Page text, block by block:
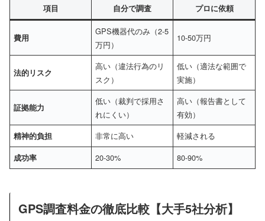
項目 自分で調査 プロに依頼
費用
GPS機器代のみ（2-5
万円）
10-50万円
法的リスク
高い（違法行為のリ
スク）
低い（適法な範囲で
実施）
証拠能力
低い（裁判で採用さ
れにくい）
高い（報告書として
有効）
精神的負担 非常に高い 軽減される
成功率 20-30% 80-90%
GPS調査料金の徹底比較【大手5社分析】